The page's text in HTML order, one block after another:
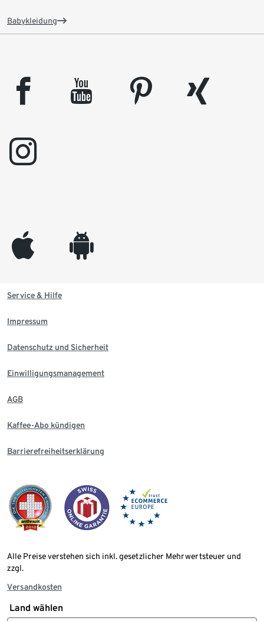
Babykleidung
facebook youtube pinterest
xing
instagram
appleinc android
Service & Hilfe
Impressum
Datenschutz und Sicherheit
Einwilligungsmanagement
AGB
Kaffee-Abo kündigen
Barrierefreiheitserklärung
Alle Preise verstehen sich inkl. gesetzlicher Mehrwertsteuer und
zzgl.
Versandkosten
Land wählen